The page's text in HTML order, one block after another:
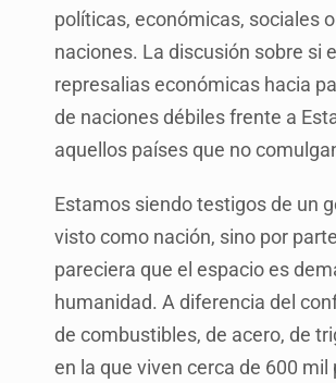
políticas, económicas, sociales
naciones. La discusión sobre si
represalias económicas hacia
de naciones débiles frente a
aquellos países que no
Estamos siendo testigos de un
visto como nación, sino por
pareciera que el espacio es
humanidad. A diferencia del
de combustibles, de acero, de
en la que viven cerca de 600